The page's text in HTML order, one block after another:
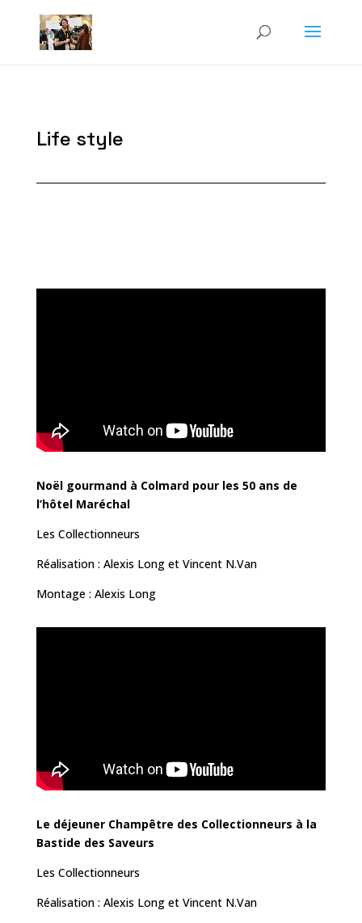
Life style
Noël gourmand à Colmard pour les 50 ans de
l’hôtel Maréchal
Les Collectionneurs
Réalisation : Alexis Long et Vincent N.Van
Montage : Alexis Long
Le déjeuner Champêtre des Collectionneurs à la
Bastide des Saveurs
Les Collectionneurs
Réalisation : Alexis Long et Vincent N.Van